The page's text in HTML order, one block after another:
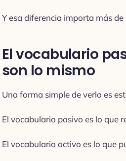
Y esa diferencia importa más
El vocabulario
son lo mismo
Una forma simple de verlo es
El vocabulario pasivo es lo que
El vocabulario activo es lo que